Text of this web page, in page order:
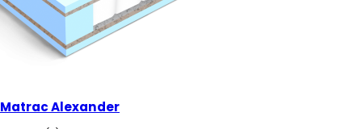
Matrac Alexander